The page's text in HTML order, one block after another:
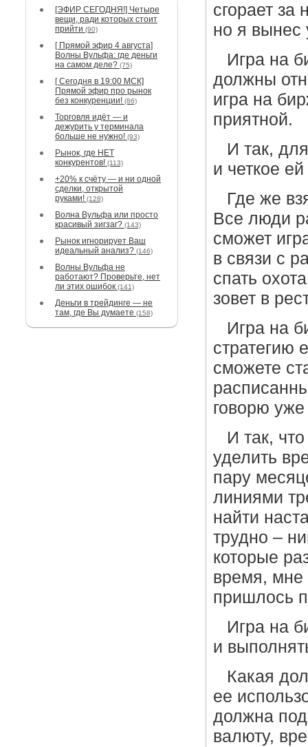
[ЭФИР СЕГОДНЯ!] Четыре
вещи, ради которых стоит
прийти (90)
[ Прямой эфир 4 августа]
Волны Вульфа: где деньги
на самом деле? (75)
[ Сегодня в 19:00 МСК]
Прямой эфир про рынок
без конкуренции! (86)
Торговля идёт — и
дежурить у терминала
больше не нужно! (93)
Рынок, где НЕТ
конкурентов! (113)
+20% к счёту — и ни одной
сделки, открытой
руками! (128)
Волна Вульфа или просто
красивый зигзаг? (143)
Рынок игнорирует Ваш
идеальный анализ? (146)
Волны Вульфа не
работают? Проверьте, нет
ли этих ошибок (141)
Деньги в трейдинге — не
там, где Вы думаете (158)
сгорает за
но я вынес
Игра на
должны
игра на
приятной.
И так,
и четкое
Где же
Все люди
сможет
в связи с
спать
зовет в
Игра на
стратегию
сможете
говорю
И так,
уделить
пару
линиями
найти
трудно –
которые
время, мне
пришлось
Игра на
и
Какая
ее
должна
валюту,